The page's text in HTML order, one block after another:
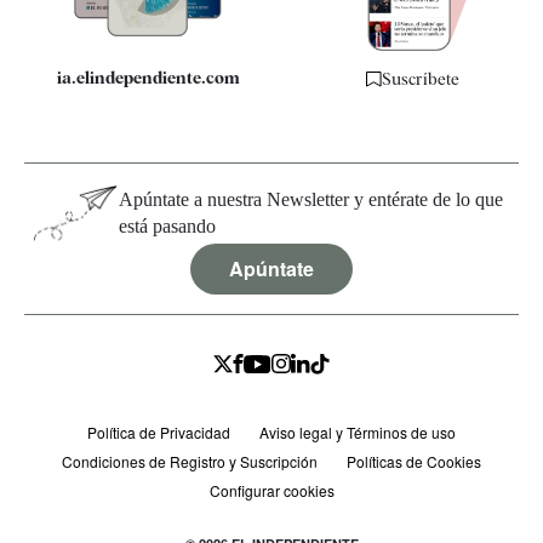
ia.elindependiente.com Suscríbete
Apúntate a nuestra Newsletter y entérate de lo que
está pasando
Apúntate
Política de Privacidad
Aviso legal y Términos de uso
Condiciones de Registro y Suscripción
Políticas de Cookies
Configurar cookies